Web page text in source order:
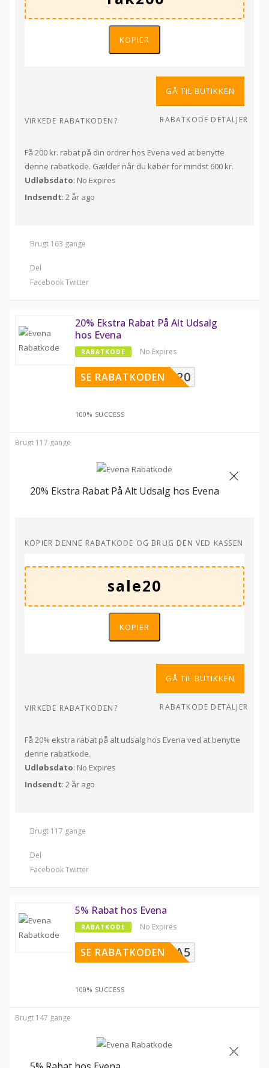
KOPIER
GÅ TIL BUTIKKEN
VIRKEDE RABATKODEN? RABATKODE DETALJER
Få 200 kr. rabat på din ordrer hos Evena ved at benytte
denne rabatkode. Gælder når du køber for mindst 600 kr.
Udløbsdato: No Expires
Indsendt: 2 år ago
Brugt 163 gange
Del
FacebookTwitter
20% Ekstra Rabat På Alt Udsalg
hos Evena
RABATKODE No Expires
SALE20
SE RABATKODEN
100% SUCCESS
Brugt 117 gange
20% Ekstra Rabat På Alt Udsalg hos Evena
KOPIER DENNE RABATKODE OG BRUG DEN VED KASSEN
KOPIER
GÅ TIL BUTIKKEN
VIRKEDE RABATKODEN? RABATKODE DETALJER
Få 20% ekstra rabat på alt udsalg hos Evena ved at benytte
denne rabatkode.
Udløbsdato: No Expires
Indsendt: 2 år ago
Brugt 117 gange
Del
FacebookTwitter
5% Rabat hos Evena
RABATKODE No Expires
EVENA5
SE RABATKODEN
100% SUCCESS
Brugt 147 gange